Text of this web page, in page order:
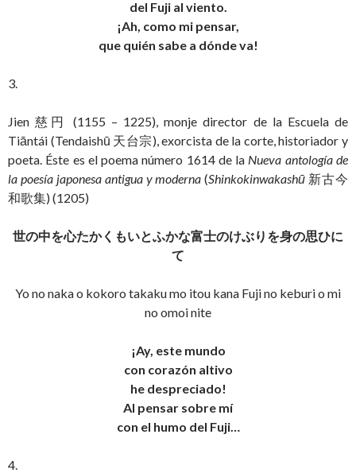
del Fuji al viento.
¡Ah, como mi pensar,
que quién sabe a dónde va!
3.
Jien 慈円 (1155 – 1225), monje director de la Escuela de
Tiāntái (Tendaishū 天台宗), exorcista de la corte, historiador y
poeta. Éste es el poema número 1614 de la Nueva antología de
la poesía japonesa antigua y moderna(Shinkokinwakashū 新古今
和歌集) (1205)
世の中を心たかくもいとふかな富士のけぶりを身の思ひに
て
Yo no naka o kokoro takaku mo itou kana Fuji no keburi o mi
no omoi nite
¡Ay, este mundo
con corazón altivo
he despreciado!
Al pensar sobre mí
con el humo del Fuji…
4.